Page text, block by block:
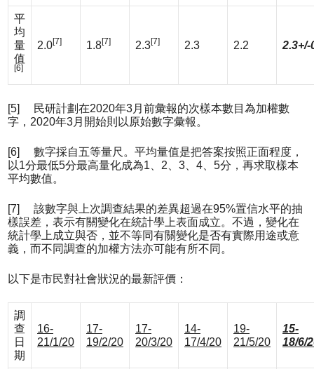
平
均
量
值
[6]
2.0[7] 1.8[7] 2.3[7] 2.3 2.2 2.3+/-
[5] 民研計劃在2020年3月前彙報的次樣本數目為加權數
字，2020年3月開始則以原始數字彙報。
[6] 數字採自五等量尺。平均量值是把答案按照正面程度，
以1分最低5分最高量化成為1、2、3、4、5分，再求取樣本
平均數值。
[7] 該數字與上次調查結果的差異超過在95%置信水平的抽
樣誤差，表示有關變化在統計學上表面成立。不過，變化在
統計學上成立與否，並不等同有關變化是否有實際用途或意
義，而不同調查的加權方法亦可能有所不同。
以下是市民對社會狀況的最新評價：
調
查
日
期
16-
21/1/20
17-
19/2/20
17-
20/3/20
14-
17/4/20
19-
21/5/20
15-
18/6/